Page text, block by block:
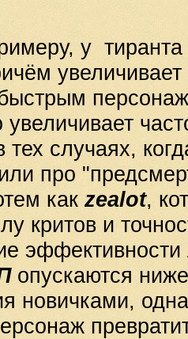
у тиранта
увеличивает
тех случаях,
про
как zealot,
критов и
опускаются
новичками,